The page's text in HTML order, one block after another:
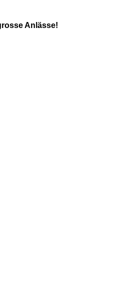
Anlässe!